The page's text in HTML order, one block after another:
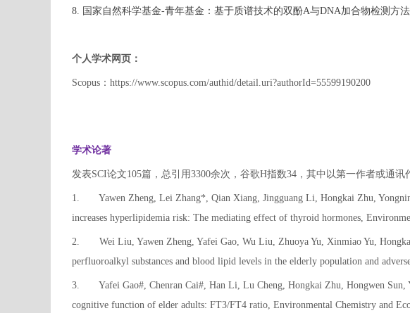
8. 国家自然科学基金-青年基金：基于质谱技术的双酚A与DNA加合物检测方法
个人学术网页：
Scopus：https://www.scopus.com/authid/detail.uri?authorId=55599190200
学术论著
发表SCI论文105篇，总引用3300余次，谷歌H指数34，其中以第一作者或通
1. Yawen Zheng, Lei Zhang*, Qian Xiang, Jingguang Li, Hongkai Zhu,
increases hyperlipidemia risk: The mediating effect of thyroid hormones,
2. Wei Liu, Yawen Zheng, Yafei Gao, Wu Liu, Zhuoya Yu, Xinmiao Yu,
perfluoroalkyl substances and blood lipid levels in the elderly population and
3. Yafei Gao#, Chenran Cai#, Han Li, Lu Cheng, Hongkai Zhu, Hongwen
cognitive function of elder adults: FT3/FT4 ratio, Environmental Chemistry and